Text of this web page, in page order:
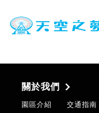
關於我們
園區介紹 交通指南